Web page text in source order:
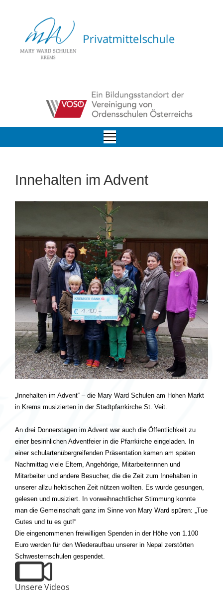
Innehalten im Advent
„Innehalten im Advent“ – die Mary Ward Schulen am Hohen Markt
in Krems musizierten in der Stadtpfarrkirche St. Veit.
An drei Donnerstagen im Advent war auch die Öffentlichkeit zu
einer besinnlichen Adventfeier in die Pfarrkirche eingeladen. In
einer schulartenübergreifenden Präsentation kamen am späten
Nachmittag viele Eltern, Angehörige, Mitarbeiterinnen und
Mitarbeiter und andere Besucher, die die Zeit zum Innehalten in
unserer allzu hektischen Zeit nützen wollten. Es wurde gesungen,
gelesen und musiziert. In vorweihnachtlicher Stimmung konnte
man die Gemeinschaft ganz im Sinne von Mary Ward spüren: „Tue
Gutes und tu es gut!“
Die eingenommenen freiwilligen Spenden in der Höhe von 1.100
Euro werden für den Wiederaufbau unserer in Nepal zerstörten
Schwesternschulen gespendet.
Unsere Videos